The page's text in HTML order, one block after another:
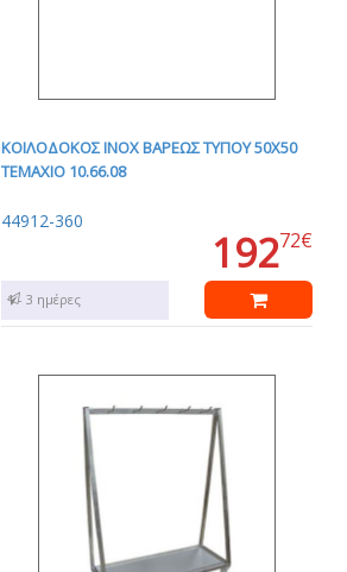
ΚΟΙΛΟΔΟΚΟΣ INOX ΒΑΡΕΩΣ ΤΥΠΟΥ 50Χ50
ΤΕΜΑΧΙΟ 10.66.08
44912-360
19272€
1 - 3 ημέρες